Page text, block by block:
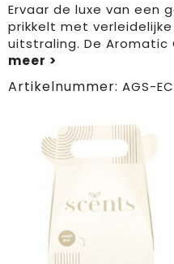
Promo
Papier
Merken
Overig textiel
Rugzakken
Ervaar de luxe van een
prikkelt met
uitstraling. De
Artikelnummer: AGS-EC